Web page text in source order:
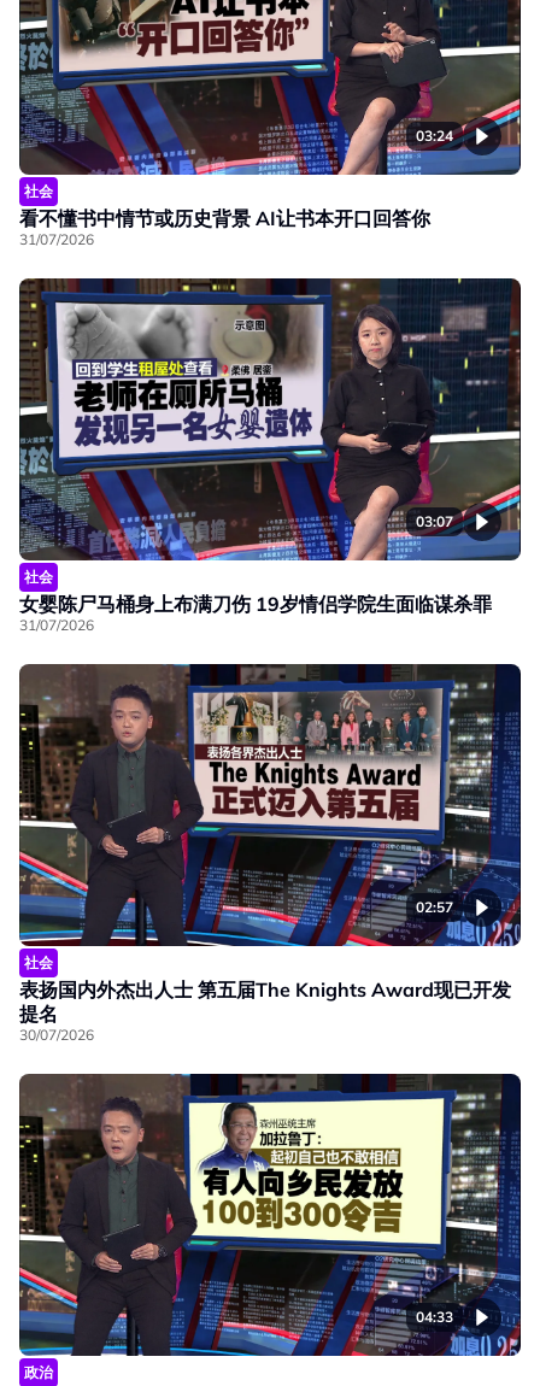
03:24
社会
看不懂书中情节或历史背景 AI让书本开口回答你
31/07/2026
03:07
社会
女婴陈尸马桶身上布满刀伤 19岁情侣学院生面临谋杀罪
31/07/2026
02:57
社会
表扬国内外杰出人士 第五届The Knights Award现已开发
提名
30/07/2026
04:33
政治